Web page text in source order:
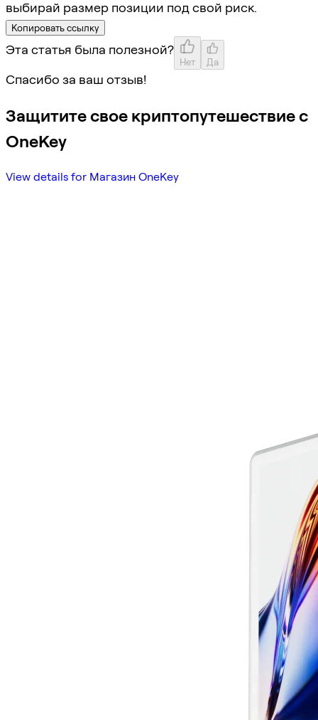
выбирай размер позиции под свой риск.
Копировать ссылку
Эта статья была полезной?
Нет Да
Спасибо за ваш отзыв!
Защитите свое криптопутешествие с
OneKey
View details for Магазин OneKey